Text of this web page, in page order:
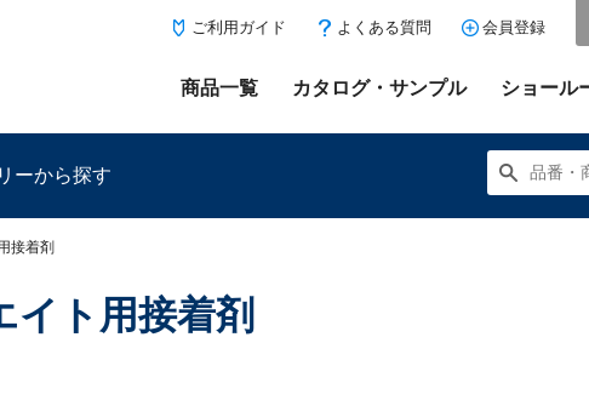
ご利用ガイド よくある質問 会員登録
商品一覧 カタログ・サンプル ショール
ーから探す
接着剤
ト用接着剤